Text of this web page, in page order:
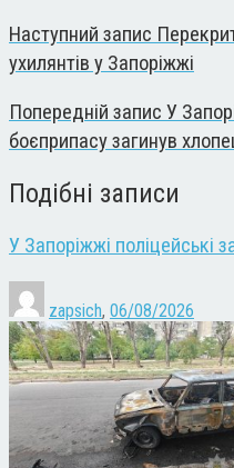
Наступний запис
ухилянтів у Запоріжжі
Попередній запис У
боєприпасу загинув
Подібні записи
У Запоріжжі поліцейські
zapsich, 06/08/2026